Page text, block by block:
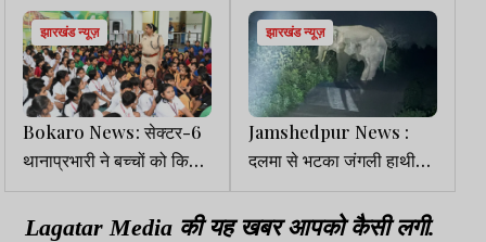
झारखंड न्यूज़
Bokaro News: सेक्टर-6
थानाप्रभारी ने बच्चों को किया
जागरूक, बाल-सुरक्षा पर
कार्यशाला का आयोजन
झारखंड न्यूज़
Jamshedpur News :
दलमा से भटका जंगली हाथी
गांव में घुसा, दो बुजुर्ग महिलाओं
को किया घायल
Lagatar Media की यह खबर आपको कैसी लगी.